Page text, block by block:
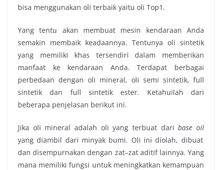
bisa menggunakan oli terbaik yaitu oli Top1.
Yang tentu akan membuat mesin kendaraan Anda
semakin membaik keadaannya. Tentunya oli sintetik
yang memiliki khas tersendiri dalam memberikan
manfaat ke kendaraan Anda. Terdapat berbagai
perbedaan dengan oli mineral, oli semi sintetik, full
sintetik dan full sintetik ester. Ketahuilah dari
beberapa penjelasan berikut ini.
Jika oli mineral adalah oli yang terbuat daribase oil
yang diambil dari minyak bumi. Oli ini diolah, dibuat
dan disempurnakan dengan zat–zat aditif lainnya. Yang
mana memiliki fungsi untuk meningkatkan kemampuan